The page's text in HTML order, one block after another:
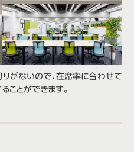
がないので、在席率に合わせて
ことができます。